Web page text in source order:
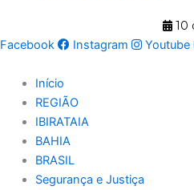
10
Facebook
Instagram Youtube
Início
REGIÃO
IBIRATAIA
BAHIA
BRASIL
Segurança e Justiça